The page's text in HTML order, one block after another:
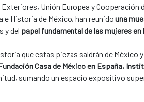
Unión Europea y Cooperación
e Historia de México, han reunido una
y del papel fundamental de las mujeres
que estas piezas saldrán de
Casa de México en España,
sumando un espacio expositivo